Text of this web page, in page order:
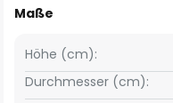
Maße
Höhe (cm):
Durchmesser (cm):